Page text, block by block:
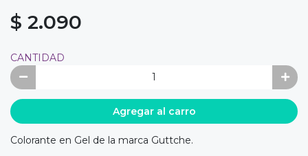
$ 2.090
CANTIDAD
Agregar al carro
Colorante en Gel de la marca Guttche.